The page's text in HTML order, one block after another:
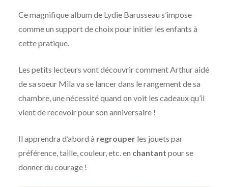
Ce magnifique album de Lydie Barusseau s’impose
comme un support de choix pour initier les enfants à
cette pratique.
Les petits lecteurs vont découvrir comment Arthur aidé
de sa soeur Mila va se lancer dans le rangement de sa
chambre, une nécessité quand on voit les cadeaux qu’il
vient de recevoir pour son anniversaire !
Il apprendra d’abord à regrouperles jouets par
préférence, taille, couleur, etc. en chantant pour se
donner du courage !